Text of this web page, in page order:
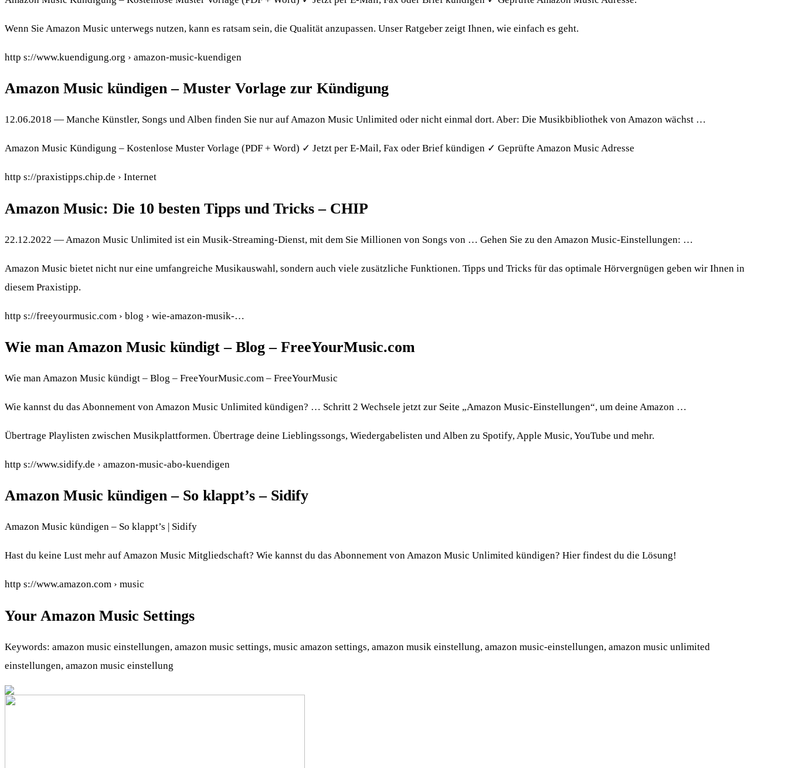
Wenn Sie Amazon Music unterwegs nutzen, kann es ratsam sein, die Qualität anzupassen. Unser Ratgeber zeigt Ihnen, wie einfach es geht.
http s://www.kuendigung.org › amazon-music-kuendigen
Amazon Music kündigen – Muster Vorlage zur Kündigung
12.06.2018 — Manche Künstler, Songs und Alben finden Sie nur auf Amazon Music Unlimited oder nicht einmal dort. Aber: Die Musikbibliothek von Amazon wächst …
Amazon Music Kündigung – Kostenlose Muster Vorlage (PDF + Word) ✓ Jetzt per E-Mail, Fax oder Brief kündigen ✓ Geprüfte Amazon Music Adresse
http s://praxistipps.chip.de › Internet
Amazon Music: Die 10 besten Tipps und Tricks – CHIP
22.12.2022 — Amazon Music Unlimited ist ein Musik-Streaming-Dienst, mit dem Sie Millionen von Songs von … Gehen Sie zu den Amazon Music-Einstellungen: …
Amazon Music bietet nicht nur eine umfangreiche Musikauswahl, sondern auch viele zusätzliche Funktionen. Tipps und Tricks für das optimale Hörvergnügen geben wir Ihnen in
diesem Praxistipp.
http s://freeyourmusic.com › blog › wie-amazon-musik-…
Wie man Amazon Music kündigt – Blog – FreeYourMusic.com
Wie man Amazon Music kündigt – Blog – FreeYourMusic.com – FreeYourMusic
Wie kannst du das Abonnement von Amazon Music Unlimited kündigen? … Schritt 2 Wechsele jetzt zur Seite „Amazon Music-Einstellungen“, um deine Amazon …
Übertrage Playlisten zwischen Musikplattformen. Übertrage deine Lieblingssongs, Wiedergabelisten und Alben zu Spotify, Apple Music, YouTube und mehr.
http s://www.sidify.de › amazon-music-abo-kuendigen
Amazon Music kündigen – So klappt’s – Sidify
Amazon Music kündigen – So klappt’s | Sidify
Hast du keine Lust mehr auf Amazon Music Mitgliedschaft? Wie kannst du das Abonnement von Amazon Music Unlimited kündigen? Hier findest du die Lösung!
http s://www.amazon.com › music
Your Amazon Music Settings
Keywords: amazon music einstellungen, amazon music settings, music amazon settings, amazon musik einstellung, amazon music-einstellungen, amazon music unlimited
einstellungen, amazon music einstellung